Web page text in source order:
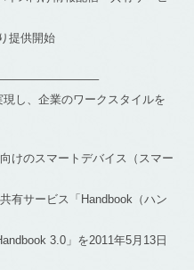
提供開始
し、企業のワークスタイルを
けのスマートデバイス（スマー
有サービス「Handbook（ハン
3.0」を2011年5月13日